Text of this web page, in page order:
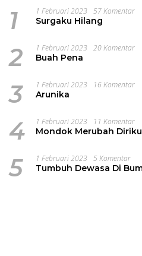
1 1 Februari 2023 57 Komentar
Surgaku Hilang
2 1 Februari 2023 20 Komentar
Buah Pena
3 1 Februari 2023 16 Komentar
Arunika
4 1 Februari 2023 11 Komentar
Mondok Merubah Diriku
5 1 Februari 2023 5 Komentar
Tumbuh Dewasa Di